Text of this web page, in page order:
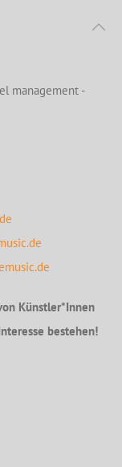
management -
Künstler*Innen
bestehen!